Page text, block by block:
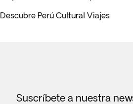
Descubre Perú Cultural Viajes
Suscríbete a nuestra